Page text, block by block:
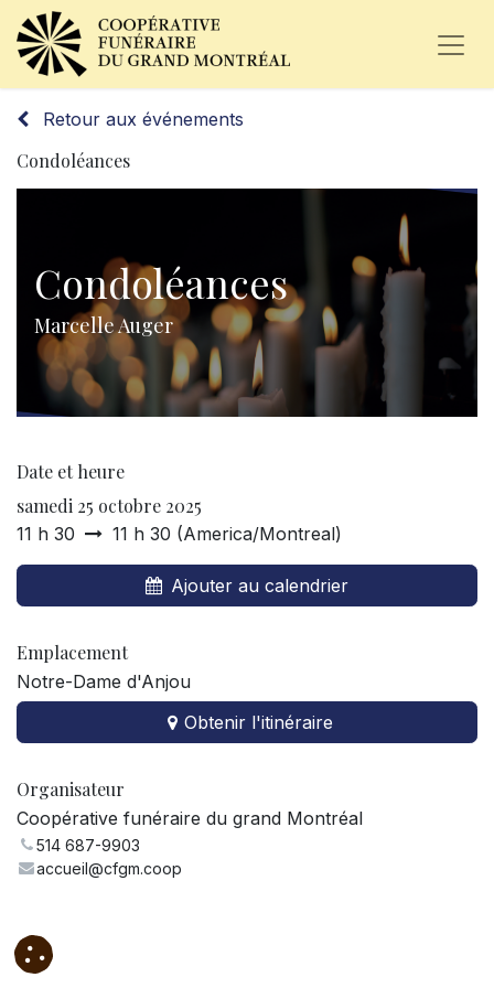
Retour aux événements
Condoléances
Condoléances
Marcelle Auger
Date et heure
samedi 25 octobre 2025
11 h 30 11 h 30 (America/Montreal)
Ajouter au calendrier
Emplacement
Notre-Dame d'Anjou
Obtenir l'itinéraire
Organisateur
Coopérative funéraire du grand Montréal
514 687-9903
accueil@cfgm.coop